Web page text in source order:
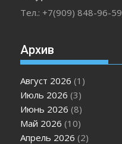
Тел.: +7(909) 848-96-59
Архив
Август 2026 (1)
Июль 2026 (3)
Июнь 2026 (8)
Май 2026 (10)
Апрель 2026 (2)